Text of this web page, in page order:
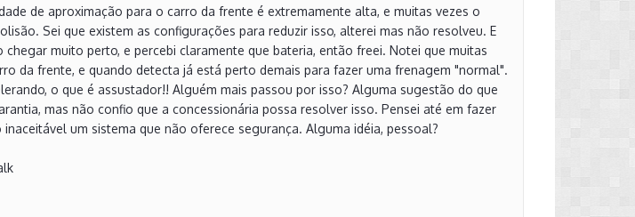
de aproximação para o carro da frente é extremamente alta, e muitas vezes o
Sei que existem as configurações para reduzir isso, alterei mas não resolveu. E
chegar muito perto, e percebi claramente que bateria, então freei. Notei que muitas
da frente, e quando detecta já está perto demais para fazer uma frenagem "normal".
o que é assustador!! Alguém mais passou por isso? Alguma sugestão do que
mas não confio que a concessionária possa resolver isso. Pensei até em fazer
um sistema que não oferece segurança. Alguma idéia, pessoal?